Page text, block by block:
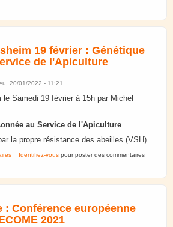
19 février : Génétique
de l'Apiculture
20/01/2022 - 11:21
Samedi 19 février à 15h par Michel
au Service de l'Apiculture
la propre résistance des abeilles (VSH).
Molsheim 19 février : Génétique Raisonnée au Service de
Identifiez-vous pour poster des commentaires
: Conférence européenne
2021